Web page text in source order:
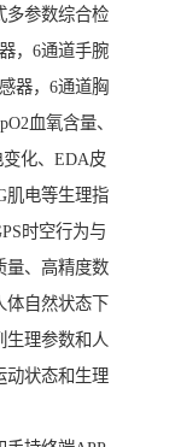
多参数综合检
，6通道手腕
器，6通道胸
血氧含量、
变化、EDA皮
肌电等生理指
时空行为与
量、高精度数
体自然状态下
生理参数和人
动状态和生理